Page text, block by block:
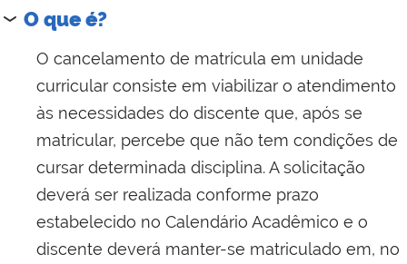
O que é?
O cancelamento de matrícula em unidade
curricular consiste em viabilizar o atendimento
às necessidades do discente que, após se
matricular, percebe que não tem condições de
cursar determinada disciplina. A solicitação
deverá ser realizada conforme prazo
estabelecido no Calendário Acadêmico e o
discente deverá manter-se matriculado em, no